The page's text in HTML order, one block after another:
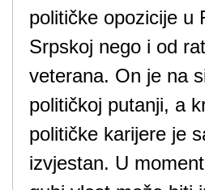
političke opozicije u
Srpskoj nego i od
veterana. On je na
političkoj putanji, a
političke karijere je
izvjestan. U